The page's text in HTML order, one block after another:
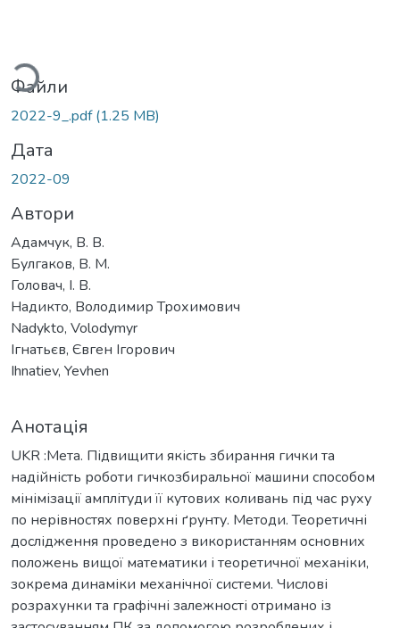
Вантажиться...
Файли
2022-9_.pdf(1.25 MB)
Дата
2022-09
Автори
Адамчук, В. В.
Булгаков, В. М.
Головач, І. В.
Надикто, Володимир Трохимович
Nadykto, Volodymyr
Ігнатьєв, Євген Ігорович
Ihnatiev, Yevhen
Анотація
UKR :Мета. Підвищити якість збирання гички та
надійність роботи гичкозбиральної машини способом
мінімізації амплітуди її кутових коливань під час руху
по нерівностях поверхні ґрунту. Методи. Теоретичні
дослідження проведено з використанням основних
положень вищої математики і теоретичної механіки,
зокрема динаміки механічної системи. Числові
розрахунки та графічні залежності отримано із